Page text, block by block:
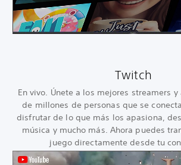
Twitch
En vivo. Únete a los mejores streamers
de millones de personas que se
disfrutar de lo que más los apasiona,
música y mucho más. Ahora puedes
juego directamente desde tu